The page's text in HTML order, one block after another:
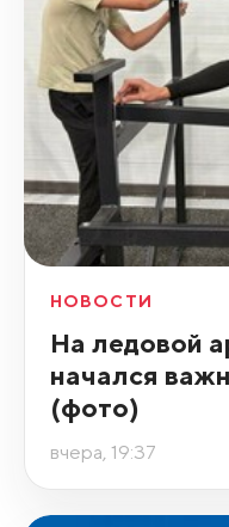
НОВОСТИ
На ледовой
начался
(фото)
вчера, 19:37